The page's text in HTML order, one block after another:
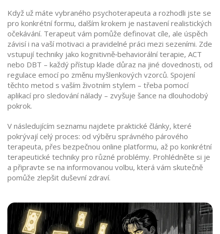
Když už máte vybraného psychoterapeuta a rozhodli jste se
pro konkrétní formu, dalším krokem je nastavení realistických
očekávání. Terapeut vám pomůže definovat cíle, ale úspěch
závisí i na vaší motivaci a pravidelné práci mezi sezeními. Zde
vstupují techniky jako kognitivně‑behaviorální terapie, ACT
nebo DBT – každý přístup klade důraz na jiné dovednosti, od
regulace emocí po změnu myšlenkových vzorců. Spojení
těchto metod s vaším životním stylem – třeba pomocí
aplikací pro sledování nálady – zvyšuje šance na dlouhodobý
pokrok.
V následujícím seznamu najdete praktické články, které
pokrývají celý proces: od výběru správného párového
terapeuta, přes bezpečnou online platformu, až po konkrétní
terapeutické techniky pro různé problémy. Prohlédněte si je
a připravte se na informovanou volbu, která vám skutečně
pomůže zlepšit duševní zdraví.